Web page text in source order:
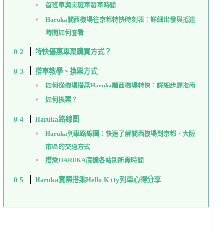
首班車與末班車發車時間
Haruka關西機場往京都特快時刻表：詳細出發與抵達
時間如何查看
特快優惠車票購買方式？
搭車教學、換票方式
如何從機場搭乘Haruka關西機場特快：詳細步驟指南
如何換票？
Haruka路線圖
Haruka列車路線圖：快速了解關西機場到京都、大阪
市區的交通方式
搭乘HARUKA底達各站別所需時間
Haruka實際搭乘Hello Kitty列車心得分享